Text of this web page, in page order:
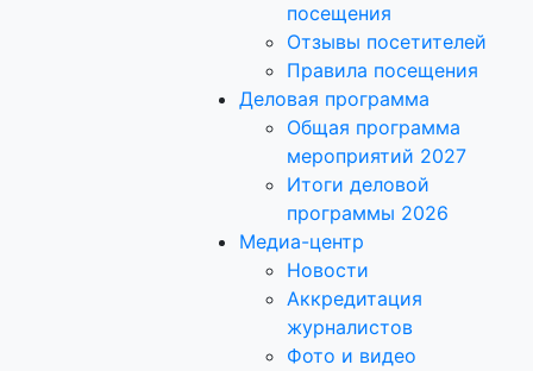
посещения
Отзывы посетителей
Правила посещения
Деловая программа
Общая программа
мероприятий 2027
Итоги деловой
программы 2026
Медиа-центр
Новости
Аккредитация
журналистов
Фото и видео